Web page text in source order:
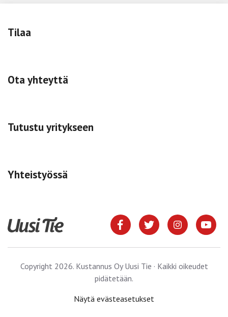
Tilaa
Ota yhteyttä
Tutustu yritykseen
Yhteistyössä
Copyright 2026. Kustannus Oy Uusi Tie · Kaikki oikeudet
pidätetään.
Näytä evästeasetukset